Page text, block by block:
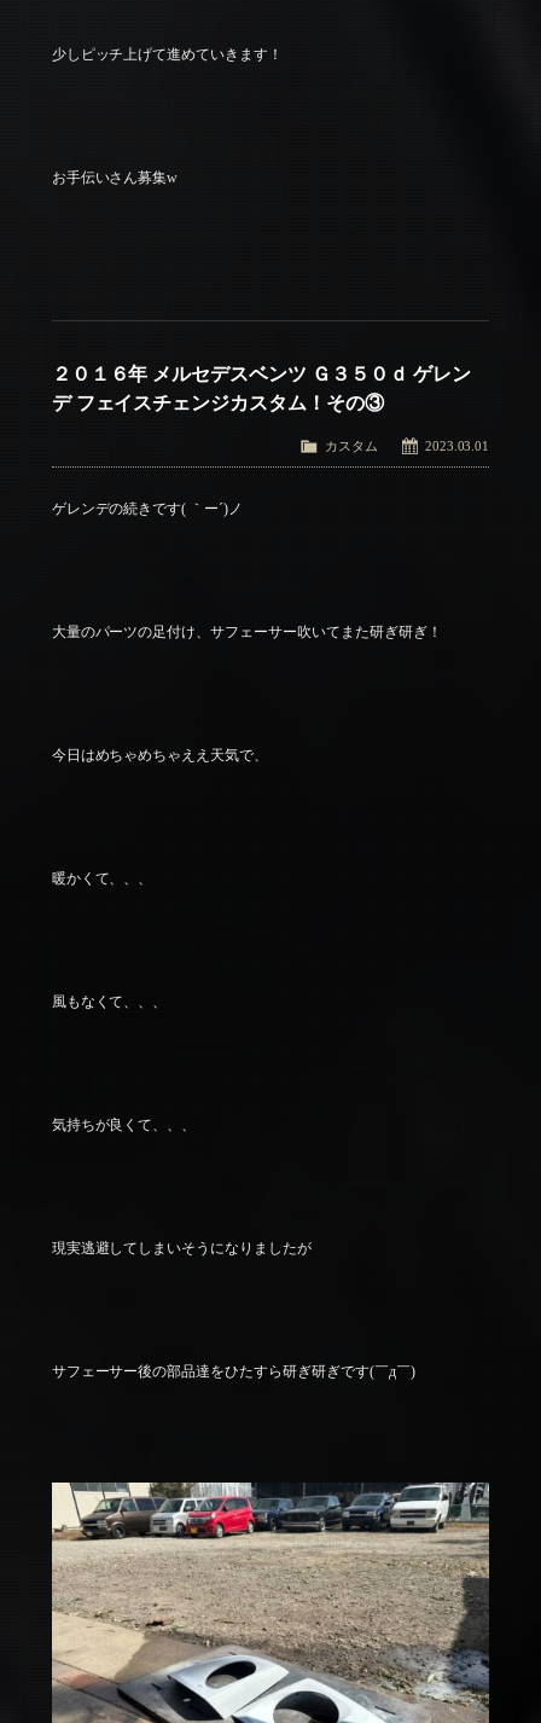
少しピッチ上げて進めていきます！
お手伝いさん募集w
２０１６年 メルセデスベンツ Ｇ３５０ｄ ゲレン
デ フェイスチェンジカスタム！その③
2023.03.01
カスタム
ゲレンデの続きです( ｀ー´)ノ
大量のパーツの足付け、サフェーサー吹いてまた研ぎ研ぎ！
今日はめちゃめちゃええ天気で、
暖かくて、、、
風もなくて、、、
気持ちが良くて、、、
現実逃避してしまいそうになりましたが
サフェーサー後の部品達をひたすら研ぎ研ぎです(￣д￣)